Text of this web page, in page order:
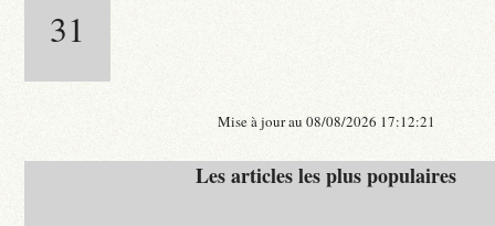
31
Mise à jour au 08/08/2026 17:12:21
Les articles les plus populaires